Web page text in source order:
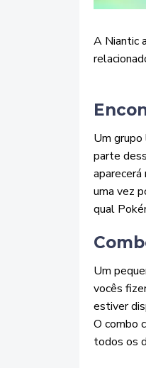
A Niantic
Um
parte
uma vez
qual
Um
vocês
estiver
O combo
todos os